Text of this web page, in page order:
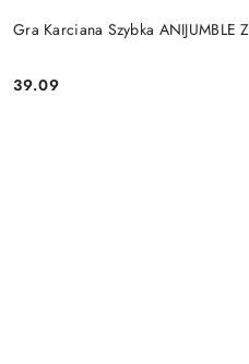
Gra Karciana Szybka ANIJUMBLE
Cena:
39.09